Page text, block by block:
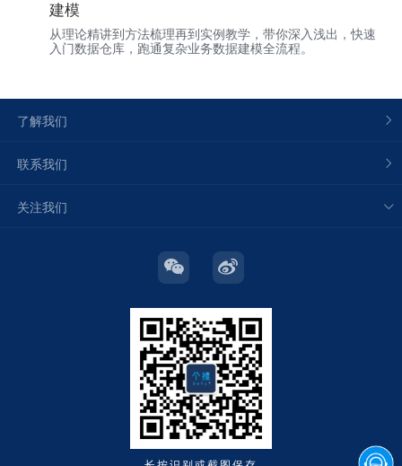
建模
从理论精讲到方法梳理再到实例教学，带你深入浅出，快速
入门数据仓库，跑通复杂业务数据建模全流程。
了解我们
联系我们
关注我们